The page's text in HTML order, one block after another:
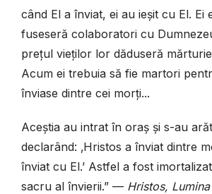
când El a înviat, ei au ieșit cu El. Ei
fuseseră colaboratori cu
prețul vieților lor dăduseră
Acum ei trebuia să fie martori
înviase dintre cei morți...
Aceștia au intrat în oraș și s-au
declarând: ‚Hristos a înviat dintre
înviat cu El.’ Astfel a fost
sacru al învierii.” — Hristos,